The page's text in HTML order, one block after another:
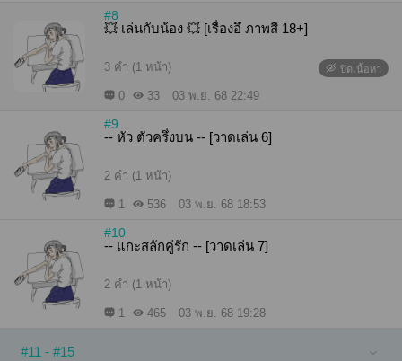
#8
💥 เล่นกับน้อง 💥 [เรื่องอึ ภาพสี 18+]
ปิดเนื้อหา
3 คำ (1 หน้า)
0 33 03 พ.ย. 68 22:49
#9
-- หัว ตัวครึ่งบน -- [วาดเล่น 6]
2 คำ (1 หน้า)
1 536 03 พ.ย. 68 18:53
#10
-- แกะสลักคู่รัก -- [วาดเล่น 7]
2 คำ (1 หน้า)
1 465 03 พ.ย. 68 19:28
#11 - #15